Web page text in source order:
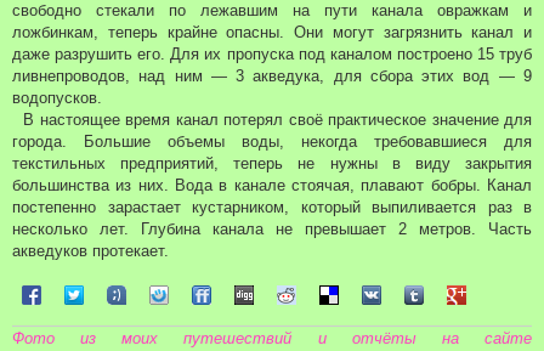
свободно стекали по лежавшим на пути канала овражкам и
ложбинкам, теперь крайне опасны. Они могут загрязнить канал и
даже разрушить его. Для их пропуска под каналом построено 15 труб
ливнепроводов, над ним — 3 акведука, для сбора этих вод — 9
водопусков.
В настоящее время канал потерял своё практическое значение для
города. Большие объемы воды, некогда требовавшиеся для
текстильных предприятий, теперь не нужны в виду закрытия
большинства из них. Вода в канале стоячая, плавают бобры. Канал
постепенно зарастает кустарником, который выпиливается раз в
несколько лет. Глубина канала не превышает 2 метров. Часть
акведуков протекает.
Поделиться в Facebook
Поделиться в Twitter
Поделиться в Tuenti
Поделиться в Sonico
Поделиться в FriendFeed
Поделиться в Digg
Поделиться в Reddit
Поделиться в Delicious
Поделиться в VK
Поделиться в
Поделиться
Фото из моих путешествий и отчёты на сайте